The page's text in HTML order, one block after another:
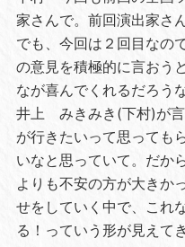
家さんで。前回演出家さ
でも、今回は２回目なの
の意見を積極的に言おう
なが喜んでくれるだろう
井上 みきみき(下村)が言
が行きたいって思っても
いなと思っていて。だか
よりも不安の方が大きか
せをしていく中で、これ
る！っていう形が見えて